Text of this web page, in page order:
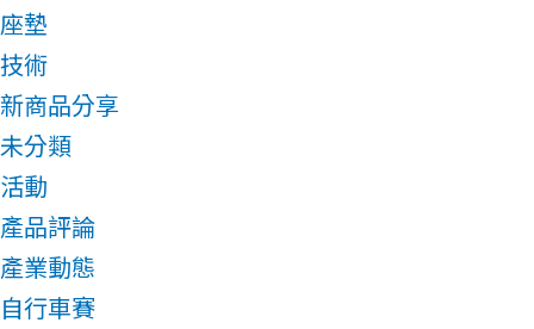
座墊
技術
新商品分享
未分類
活動
產品評論
產業動態
自行車賽